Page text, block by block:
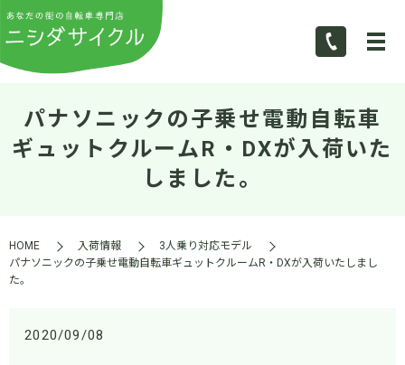
パナソニックの子乗せ電動自転車
ギュットクルームR・DXが入荷いた
しました。
HOME 入荷情報
3人乗り対応モデル
パナソニックの子乗せ電動自転車ギュットクルームR・DXが入荷いたしまし
た。
2020/09/08